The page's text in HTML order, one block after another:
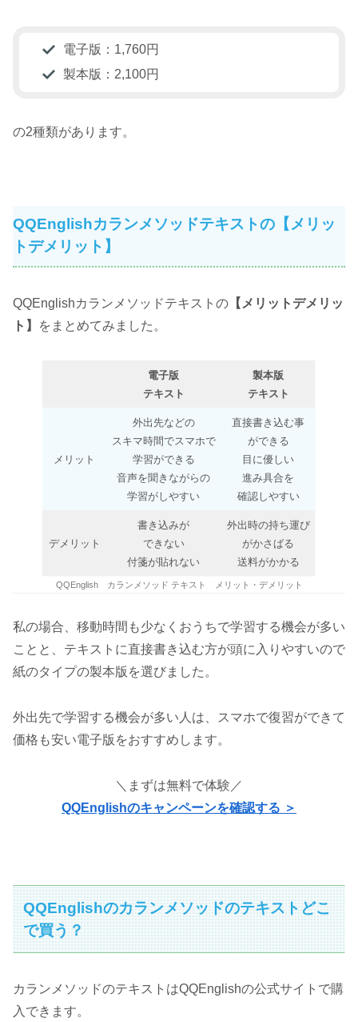
電子版：1,760円
製本版：2,100円
の2種類があります。
QQEnglishカランメソッドテキストの【メリッ
トデメリット】
QQEnglishカランメソッドテキストの 【メリットデメリッ
ト】
をまとめてみました。
電子版
テキスト
製本版
テキスト
メリット
外出先などの
スキマ時間でスマホで
学習ができる
音声を聞きながらの
学習がしやすい
直接書き込む事
ができる
目に優しい
進み具合を
確認しやすい
デメリット
書き込みが
できない
付箋が貼れない
外出時の持ち運び
がかさばる
送料がかかる
QQEnglish カランメソッド テキスト メリット・デメリット
私の場合、移動時間も少なくおうちで学習する機会が多い
ことと、テキストに直接書き込む方が頭に入りやすいので
紙のタイプの製本版を選びました。
外出先で学習する機会が多い人は、スマホで復習ができて
価格も安い電子版をおすすめします。
＼まずは無料で体験／
QQEnglishのキャンペーンを確認する ＞
QQEnglishのカランメソッドのテキストどこ
で買う？
カランメソッドのテキストはQQEnglishの公式サイトで購
入できます。